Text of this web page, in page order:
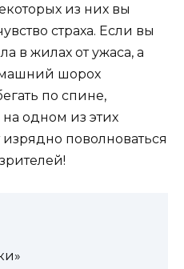
из них вы
страха. Если вы
в жилах от ужаса, а
шорох
по спине,
одном из этих
поволноваться